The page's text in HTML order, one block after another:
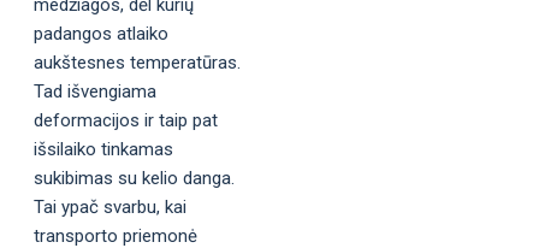
padangos atlaiko
aukštesnes temperatūras.
Tad išvengiama
deformacijos ir taip pat
išsilaiko tinkamas
sukibimas su kelio danga.
Tai ypač svarbu, kai
transporto priemonė